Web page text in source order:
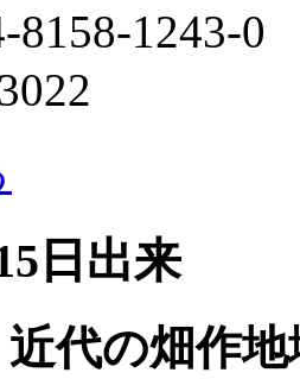
8158-1243-0
日出来
近代の畑作